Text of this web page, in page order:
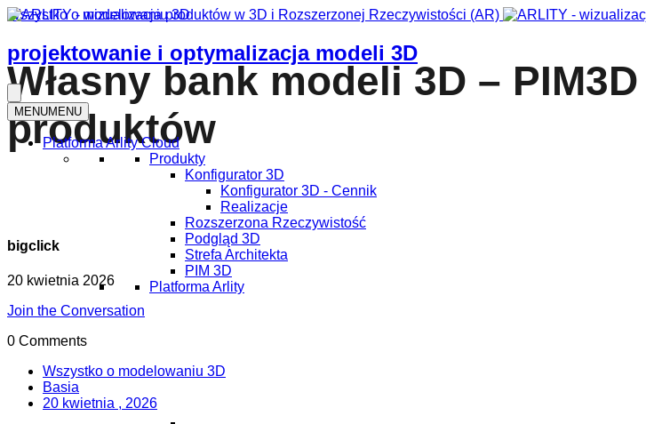
projektowanie i optymalizacja modeli 3D
MENUMENU
Platforma Arlity Cloud
Produkty
Konfigurator 3D
Konfigurator 3D - Cennik
Realizacje
Rozszerzona Rzeczywistość
Podgląd 3D
Strefa Architekta
PIM 3D
Platforma Arlity
Wszystko o modelowaniu 3D
Własny bank modeli 3D –
produktów
bigclick
20 kwietnia 2026
Join the Conversation
0 Comments
Wszystko o modelowaniu 3D
Basia
20 kwietnia , 2026